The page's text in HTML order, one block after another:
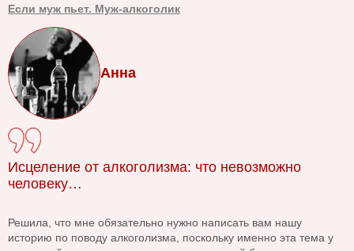
Если муж пьет. Муж-алкоголик
Анна
Исцеление от алкоголизма: что невозможно
человеку…
Решила, что мне обязательно нужно написать вам нашу
историю по поводу алкоголизма, поскольку именно эта тема у